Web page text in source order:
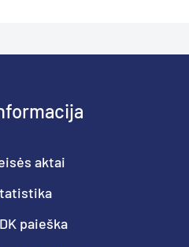
aktai
paieška